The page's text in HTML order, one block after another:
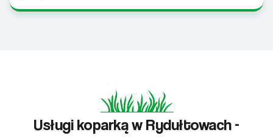
Usługi koparką w Rydułtowach -